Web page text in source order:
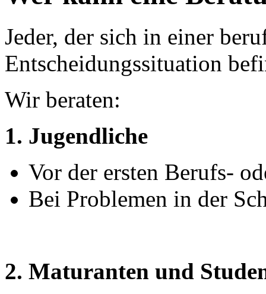
Jeder, der sich in einer
Entscheidungssituation
Wir beraten:
1. Jugendliche
Vor der ersten Berufs-
Bei Problemen in der
2. Maturanten und